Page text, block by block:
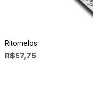
Ritornelos
R$57,75